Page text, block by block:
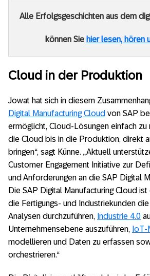
Alle Erfolgsgeschichten aus dem
können Sie hier lesen, hören
Cloud in der Produktion
Jowat hat sich in diesem
Digital Manufacturing Cloud von SAP
ermöglicht, Cloud-Lösungen einfach zu
die Cloud bis in die Produktion, direkt
bringen“, sagt Künne. „Aktuell
Customer Engagement Initiative zur
und Anforderungen an die SAP Digital
Die SAP Digital Manufacturing Cloud
die Fertigungs- und Industriekunden
Analysen durchzuführen, Industrie 4.0
Unternehmensebene auszuführen, IoT-
modellieren und Daten zu erfassen
orchestrieren.“